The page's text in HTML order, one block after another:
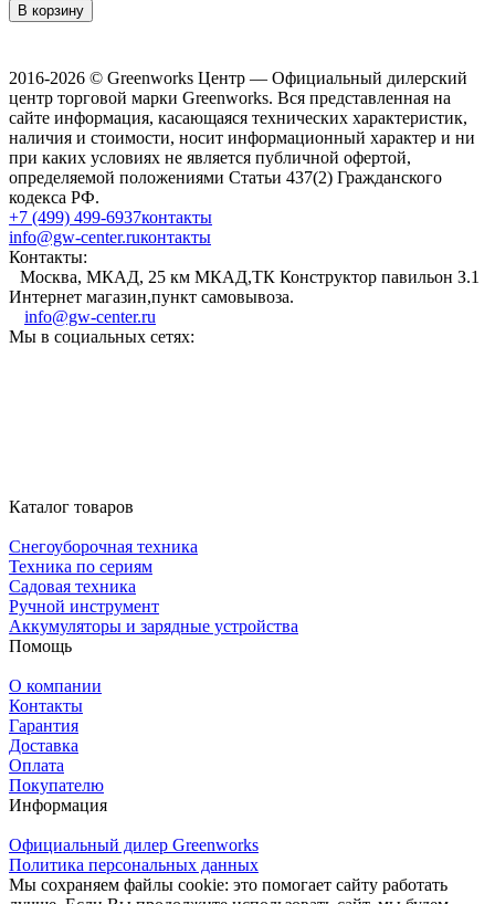
В корзину
2016-2026 © Greenworks Центр — Официальный дилерский
центр торговой марки Greenworks. Вся представленная на
сайте информация, касающаяся технических характеристик,
наличия и стоимости, носит информационный характер и ни
при каких условиях не является публичной офертой,
определяемой положениями Статьи 437(2) Гражданского
кодекса РФ.
+7 (499) 499-6937контакты
info@gw-center.ruконтакты
Контакты:
Москва, МКАД, 25 км МКАД,ТК Конструктор павильон З.1
Интернет магазин,пункт самовывоза.
info@gw-center.ru
Мы в социальных сетях:
Каталог товаров
Снегоуборочная техника
Техника по сериям
Садовая техника
Ручной инструмент
Аккумуляторы и зарядные устройства
Помощь
О компании
Контакты
Гарантия
Доставка
Оплата
Покупателю
Информация
Официальный дилер Greenworks
Политика персональных данных
Мы сохраняем файлы cookie: это помогает сайту работать